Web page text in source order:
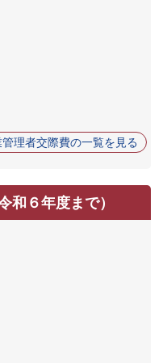
理者交際費の一覧を見る
和６年度まで）